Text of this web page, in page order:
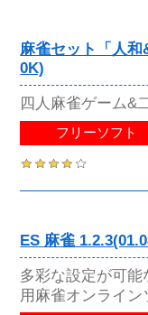
麻雀セット「人
0K)
四人麻雀ゲーム&
フリーソフト
ES 麻雀
多彩な設定が可能
用麻雀オンライン